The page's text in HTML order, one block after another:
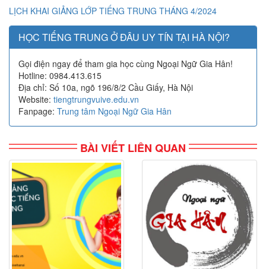
LỊCH KHAI GIẢNG LỚP TIẾNG TRUNG THÁNG 4/2024
HỌC TIẾNG TRUNG Ở ĐÂU UY TÍN TẠI HÀ NỘI?
Gọi điện ngay để tham gia học cùng Ngoại Ngữ Gia Hân!
Hotline: 0984.413.615
Địa chỉ: Số 10a, ngõ 196/8/2 Cầu Giấy, Hà Nội
Website: tiengtrungvuive.edu.vn
Fanpage: Trung tâm Ngoại Ngữ Gia Hân
BÀI VIẾT LIÊN QUAN